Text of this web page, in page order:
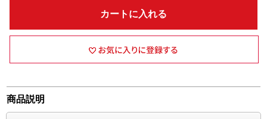
カートに入れる
商品説明